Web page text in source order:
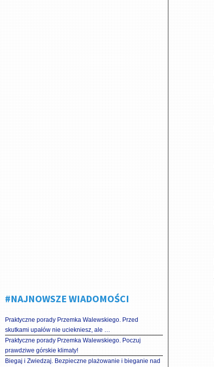
#NAJNOWSZE WIADOMOŚCI
Praktyczne porady Przemka Walewskiego. Przed
skutkami upałów nie uciekniesz, ale …
Praktyczne porady Przemka Walewskiego. Poczuj
prawdziwe górskie klimaty!
Biegaj i Zwiedzaj. Bezpieczne plażowanie i bieganie nad